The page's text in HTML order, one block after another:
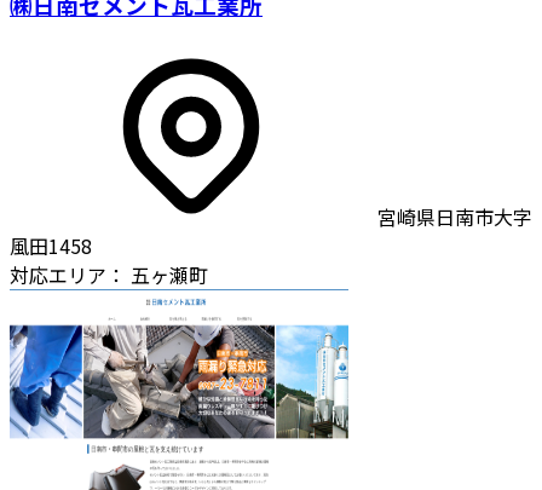
宮崎県日南市大字
風田1458
対応エリア： 五ヶ瀬町